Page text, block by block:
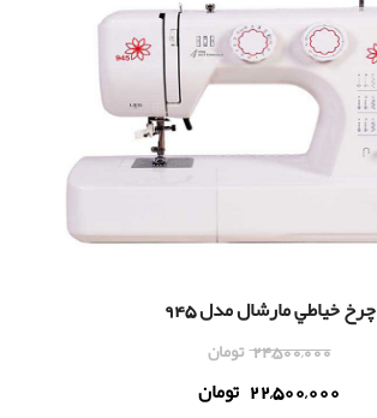
چرخ خياطي مارشال مدل 945
24,500,000 تومان
22,500,000 تومان